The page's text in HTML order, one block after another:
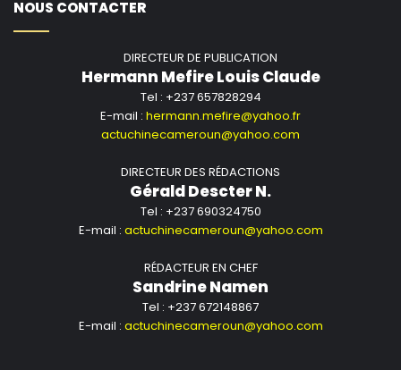
NOUS CONTACTER
DIRECTEUR DE PUBLICATION
Hermann Mefire Louis Claude
Tel : +237 657828294
E-mail : hermann.mefire@yahoo.fr
actuchinecameroun@yahoo.com
DIRECTEUR DES RÉDACTIONS
Gérald Descter N.
Tel : +237 690324750
E-mail : actuchinecameroun@yahoo.com
RÉDACTEUR EN CHEF
Sandrine Namen
Tel : +237 672148867
E-mail : actuchinecameroun@yahoo.com